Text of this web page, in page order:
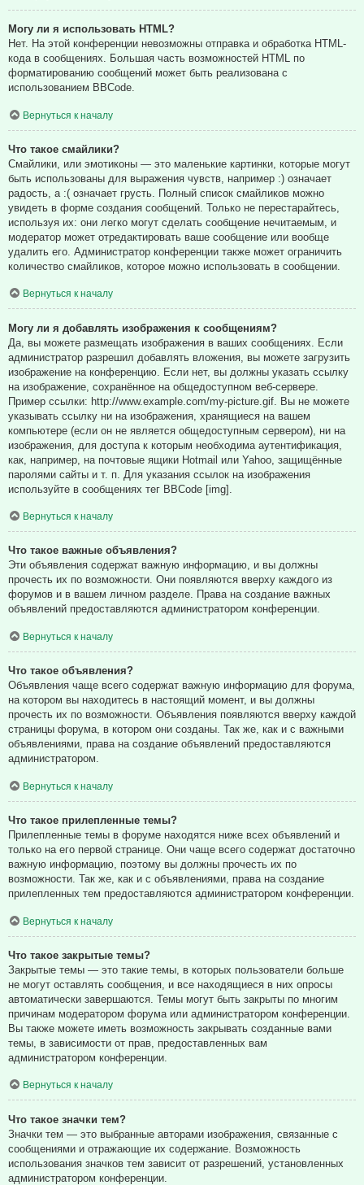
Могу ли я использовать HTML?
Нет. На этой конференции невозможны отправка и обработка HTML-
кода в сообщениях. Большая часть возможностей HTML по
форматированию сообщений может быть реализована с
использованием BBCode.
Вернуться к началу
Что такое смайлики?
Смайлики, или эмотиконы — это маленькие картинки, которые могут
быть использованы для выражения чувств, например :) означает
радость, а :( означает грусть. Полный список смайликов можно
увидеть в форме создания сообщений. Только не перестарайтесь,
используя их: они легко могут сделать сообщение нечитаемым, и
модератор может отредактировать ваше сообщение или вообще
удалить его. Администратор конференции также может ограничить
количество смайликов, которое можно использовать в сообщении.
Вернуться к началу
Могу ли я добавлять изображения к сообщениям?
Да, вы можете размещать изображения в ваших сообщениях. Если
администратор разрешил добавлять вложения, вы можете загрузить
изображение на конференцию. Если нет, вы должны указать ссылку
на изображение, сохранённое на общедоступном веб-сервере.
Пример ссылки: http://www.example.com/my-picture.gif. Вы не можете
указывать ссылку ни на изображения, хранящиеся на вашем
компьютере (если он не является общедоступным сервером), ни на
изображения, для доступа к которым необходима аутентификация,
как, например, на почтовые ящики Hotmail или Yahoo, защищённые
паролями сайты и т. п. Для указания ссылок на изображения
используйте в сообщениях тег BBCode [img].
Вернуться к началу
Что такое важные объявления?
Эти объявления содержат важную информацию, и вы должны
прочесть их по возможности. Они появляются вверху каждого из
форумов и в вашем личном разделе. Права на создание важных
объявлений предоставляются администратором конференции.
Вернуться к началу
Что такое объявления?
Объявления чаще всего содержат важную информацию для форума,
на котором вы находитесь в настоящий момент, и вы должны
прочесть их по возможности. Объявления появляются вверху каждой
страницы форума, в котором они созданы. Так же, как и с важными
объявлениями, права на создание объявлений предоставляются
администратором.
Вернуться к началу
Что такое прилепленные темы?
Прилепленные темы в форуме находятся ниже всех объявлений и
только на его первой странице. Они чаще всего содержат достаточно
важную информацию, поэтому вы должны прочесть их по
возможности. Так же, как и с объявлениями, права на создание
прилепленных тем предоставляются администратором конференции.
Вернуться к началу
Что такое закрытые темы?
Закрытые темы — это такие темы, в которых пользователи больше
не могут оставлять сообщения, и все находящиеся в них опросы
автоматически завершаются. Темы могут быть закрыты по многим
причинам модератором форума или администратором конференции.
Вы также можете иметь возможность закрывать созданные вами
темы, в зависимости от прав, предоставленных вам
администратором конференции.
Вернуться к началу
Что такое значки тем?
Значки тем — это выбранные авторами изображения, связанные с
сообщениями и отражающие их содержание. Возможность
использования значков тем зависит от разрешений, установленных
администратором конференции.